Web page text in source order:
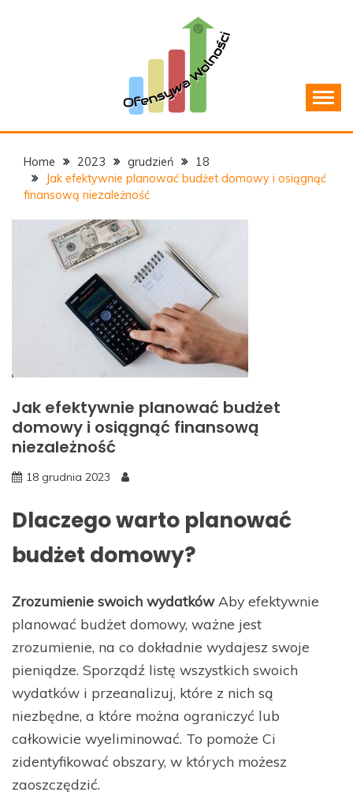
Home 2023 grudzień
18
Jak efektywnie planować budżet domowy i osiągnąć
finansową niezależność
Jak efektywnie planować budżet
domowy i osiągnąć finansową
niezależność
18 grudnia 2023
Dlaczego warto planować
budżet domowy?
Zrozumienie swoich wydatkówAby efektywnie
planować budżet domowy, ważne jest
zrozumienie, na co dokładnie wydajesz swoje
pieniądze. Sporządź listę wszystkich swoich
wydatków i przeanalizuj, które z nich są
niezbędne, a które można ograniczyć lub
całkowicie wyeliminować. To pomoże Ci
zidentyfikować obszary, w których możesz
zaoszczędzić.